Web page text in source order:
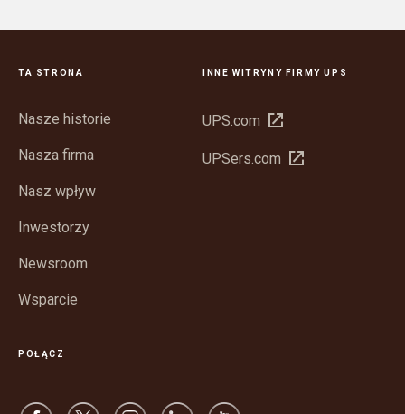
TA STRONA
Nasze historie
Nasza firma
Nasz wpływ
Inwestorzy
Newsroom
Wsparcie
INNE WITRYNY FIRMY UPS
UPS.com Otwórz
nowym
UPSers.com Otwórz
POŁĄCZ